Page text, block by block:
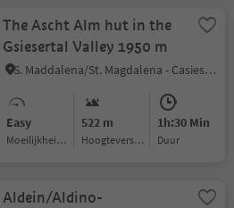
The Ascht Alm hut in the
Gsiesertal Valley 1950 m
S. Maddalena/St. Magdalena - Casies/Gsies, Gsies/Valle di Casies
Easy
Moeilijkheidsgraad
522 m
Hoogteverschil
1h:30 Min
Duur
Aldein/Aldino-